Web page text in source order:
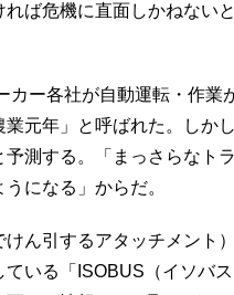
ば危機に直面しかねない
ー各社が自動運転・作業
元年」と呼ばれた。しか
測する。「まっさらなト
になる」からだ。
ん引するアタッチメント
いる「ISOBUS（イソバス